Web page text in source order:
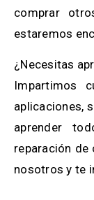
comprar
estaremos
¿Necesitas
Impartimos
aplicaciones,
aprender
reparación de
nosotros y te